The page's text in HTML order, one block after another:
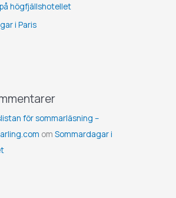
högfjällshotellet
i Paris
för sommarläsning –
omSommardagar i